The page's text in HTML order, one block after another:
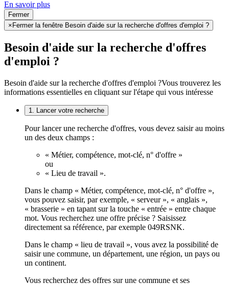
En savoir plus
Fermer
× Fermer la fenêtre Besoin d'aide sur la recherche d'offres d'emploi ?
Besoin d'aide sur la recherche d'offres
d'emploi ?
Besoin d'aide sur la recherche d'offres d'emploi ?Vous trouverez les
informations essentielles en cliquant sur l'étape qui vous intéresse
1. Lancer votre recherche
Pour lancer une recherche d'offres, vous devez saisir au moins
un des deux champs :
« Métier, compétence, mot-clé, n° d'offre »
ou
« Lieu de travail ».
Dans le champ « Métier, compétence, mot-clé, n° d'offre »,
vous pouvez saisir, par exemple, « serveur », « anglais »,
« brasserie » en tapant sur la touche « entrée » entre chaque
mot. Vous recherchez une offre précise ? Saisissez
directement sa référence, par exemple 049RSNK.
Dans le champ « lieu de travail », vous avez la possibilité de
saisir une commune, un département, une région, un pays ou
un continent.
Vous recherchez des offres sur une commune et ses